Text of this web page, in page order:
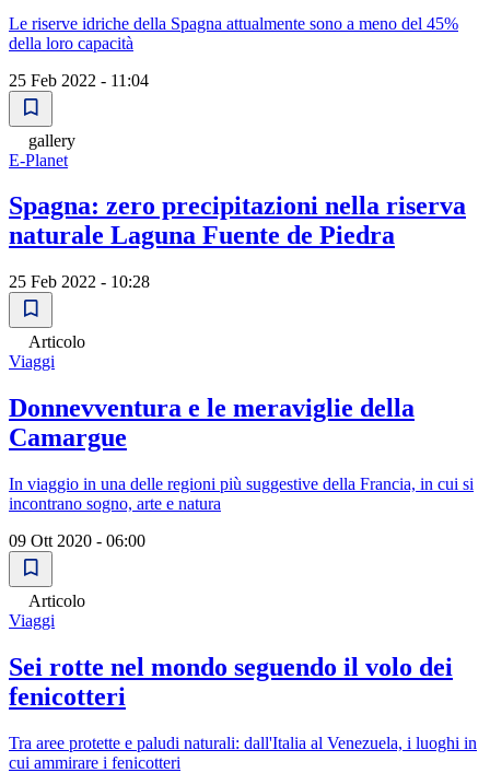
Le riserve idriche della Spagna attualmente sono a meno del 45%
della loro capacità
25 Feb 2022 - 11:04
gallery
E-Planet
Spagna: zero precipitazioni nella riserva
naturale Laguna Fuente de Piedra
25 Feb 2022 - 10:28
Articolo
Viaggi
Donnevventura e le meraviglie della
Camargue
In viaggio in una delle regioni più suggestive della Francia, in cui si
incontrano sogno, arte e natura
09 Ott 2020 - 06:00
Articolo
Viaggi
Sei rotte nel mondo seguendo il volo dei
fenicotteri
Tra aree protette e paludi naturali: dall'Italia al Venezuela, i luoghi in
cui ammirare i fenicotteri